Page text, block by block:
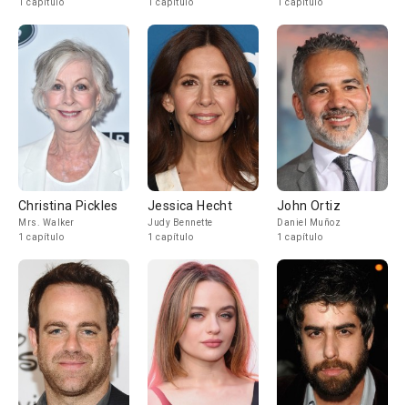
1 capítulo
1 capítulo
1 capítulo
Christina Pickles
Mrs. Walker
1 capítulo
Jessica Hecht
Judy Bennette
1 capítulo
John Ortiz
Daniel Muñoz
1 capítulo